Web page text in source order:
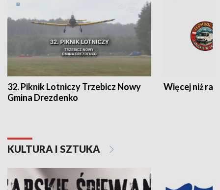
32. Piknik Lotniczy Trzebicz Nowy
Gmina Drezdenko
Więcej niż rajd
KULTURA I SZTUKA